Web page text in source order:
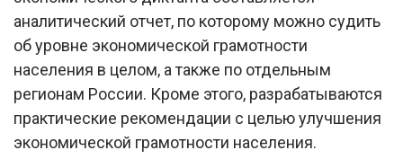
аналитический отчет, по которому можно судить
об уровне экономической грамотности
населения в целом, а также по отдельным
регионам России. Кроме этого, разрабатываются
практические рекомендации с целью улучшения
экономической грамотности населения.